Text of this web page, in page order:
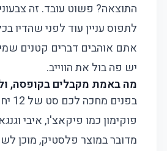
התוצאה? פשוט עובד. זה
לתפוס עניין עוד לפני שהדיו
אתם אוהבים דברים קטנים
יש פה בול את הווייב.
מה באמת מקבלים בקופסה,
פוקימון כמו פיקאצ'ו, איבי
מדובר במוצר פלסטיק, מוכן